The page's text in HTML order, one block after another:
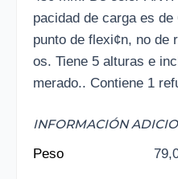
pacidad de carga es
punto de flexi¢n, no de
os. Tiene 5 alturas e
merado.. Contiene 1
INFORMACIÓN
Peso